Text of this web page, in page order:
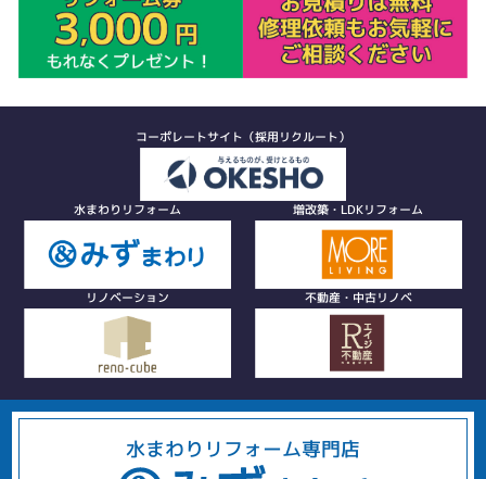
コーポレートサイト（採用リクルート）
水まわりリフォーム 増改築・LDKリフォーム
リノベーション 不動産・中古リノベ
水まわりリフォーム専門店